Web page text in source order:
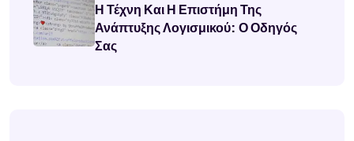
Η Τέχνη Και Η Επιστήμη Της
Ανάπτυξης Λογισμικού: Ο Οδηγός
Σας